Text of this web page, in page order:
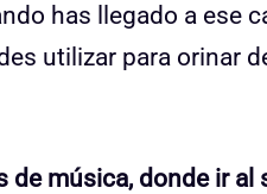
has llegado a ese
utilizar para orinar
de música, donde ir